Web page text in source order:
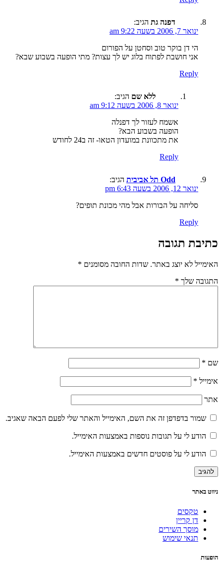
דפנה גת הגיב:
ינואר 7, 2006 בשעה 9:22 am
הי דן בוקר טוב וסחטן על הפורום
אני חושבת לפתוח בלוג יש לך עצות? מתי הופעה בשבוע שבא?
Reply
ללא שם הגיב:
ינואר 8, 2006 בשעה 9:12 am
אשמח לעזור לך דפנלה
הופעה בשבוע הבא?
את מתכוונת במועדון הטאו- זה ב24 לחודש
Reply
Odd תל אביבית
הגיב:
ינואר 12, 2006 בשעה 6:43 pm
סליחה על הבורות אבל מהי מכונת תופים?
Reply
כתיבת תגובה
האימייל לא יוצג באתר. שדות החובה מסומנים *
התגובה שלך *
שם *
אימייל *
אתר
שמור בדפדפן זה את השם, האימייל והאתר שלי לפעם הבאה שאגיב.
הודע לי על תגובות נוספות באמצעות האימייל.
הודע לי על פוסטים חדשים באמצעות האימייל.
ניווט באתר
טקסים
דן קריין
מוסך השירים
תנאי שימוש
הופעות